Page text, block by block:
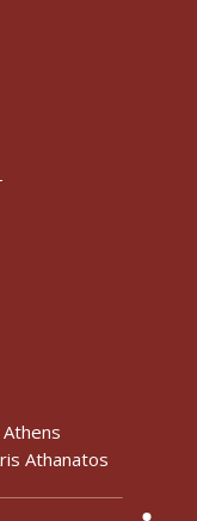
Athanatos